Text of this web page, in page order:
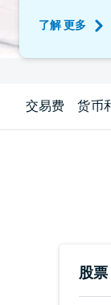
了解更多
交易费 货币
股